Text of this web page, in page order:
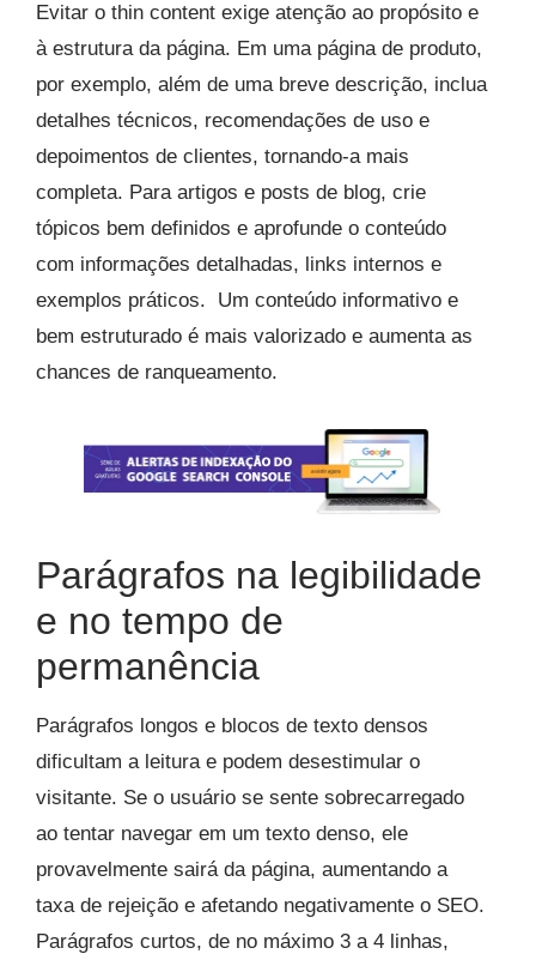
Evitar o thin content exige atenção ao propósito e
à estrutura da página. Em uma página de produto,
por exemplo, além de uma breve descrição, inclua
detalhes técnicos, recomendações de uso e
depoimentos de clientes, tornando-a mais
completa. Para artigos e posts de blog, crie
tópicos bem definidos e aprofunde o conteúdo
com informações detalhadas, links internos e
exemplos práticos. Um conteúdo informativo e
bem estruturado é mais valorizado e aumenta as
chances de ranqueamento.
Parágrafos na legibilidade
e no tempo de
permanência
Parágrafos longos e blocos de texto densos
dificultam a leitura e podem desestimular o
visitante. Se o usuário se sente sobrecarregado
ao tentar navegar em um texto denso, ele
provavelmente sairá da página, aumentando a
taxa de rejeição e afetando negativamente o SEO.
Parágrafos curtos, de no máximo 3 a 4 linhas,